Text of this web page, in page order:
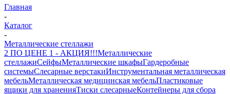
Главная
-
Каталог
-
Металлические стеллажи
2 ПО ЦЕНЕ 1 - АКЦИЯ!!!Металлические
стеллажиСейфыМеталлические шкафыГардеробные
системыСлесарные верстакиИнструментальная металлическая
мебельМеталлическая медицинская мебельПластиковые
ящики для храненияТиски слесарныеКонтейнеры для сбора